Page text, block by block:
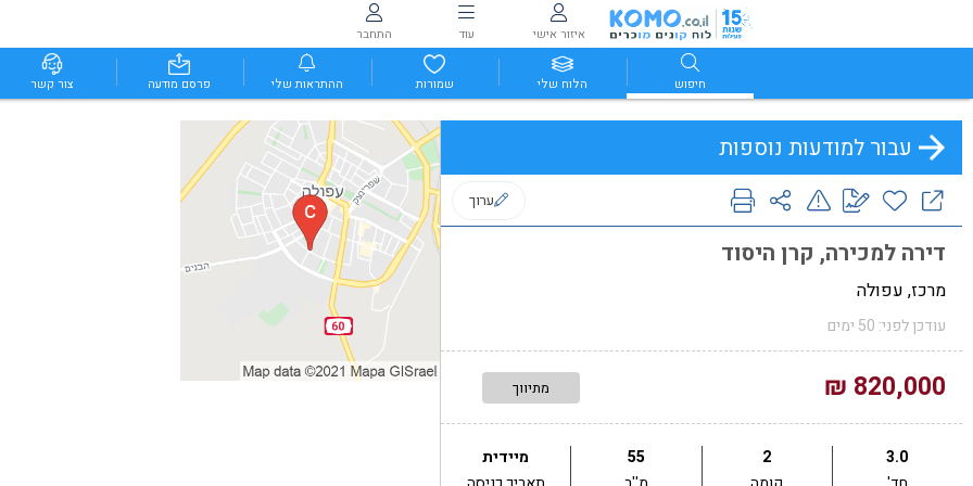
איזור אישי עוד התחבר
חיפוש הלוח שלי שמורות ההתראות שלי פרסם מודעה צור קשר
עבור למודעות נוספות
ערוך
דירה למכירה, קרן היסוד
מרכז, עפולה
עודכן לפני: 50 ימים
820,000 ₪ מתיווך
3.0
2
55
מיידית